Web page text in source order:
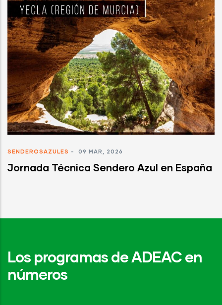
SENDEROSAZULES - 09 MAR, 2026
Jornada Técnica Sendero Azul en España
Los programas de ADEAC en
números